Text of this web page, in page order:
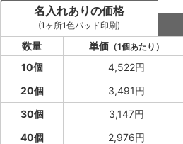
名入れありの価格
(1ヶ所1色パッド印刷)
数量
単価 （1個あたり）
10個 4,522円
20個
3,491円
30個
3,147円
40個
2,976円